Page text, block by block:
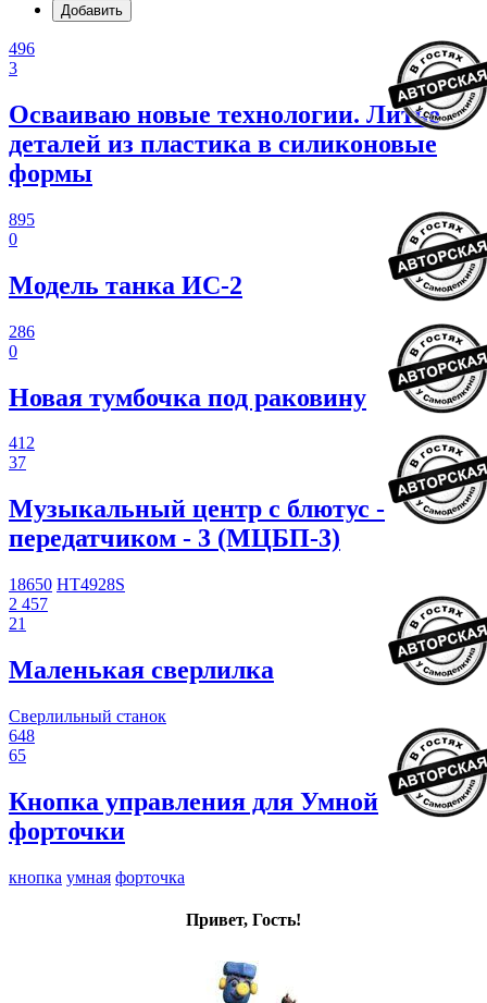
Добавить
496
3
Осваиваю новые технологии. Литье
деталей из пластика в силиконовые
формы
895
0
Модель танка ИС-2
286
0
Новая тумбочка под раковину
412
37
Музыкальный центр с блютус -
передатчиком - 3 (МЦБП-3)
18650 HT4928S
2 457
21
Маленькая сверлилка
Сверлильный станок
648
65
Кнопка управления для Умной
форточки
кнопка умная форточка
Привет, Гость!